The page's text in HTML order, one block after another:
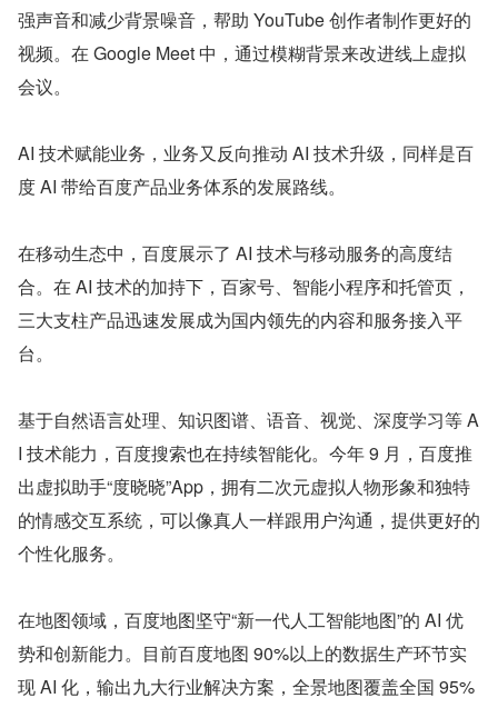
强声音和减少背景噪音，帮助 YouTube 创作者制作更好的
视频。在 Google Meet 中，通过模糊背景来改进线上虚拟
会议。
AI 技术赋能业务，业务又反向推动 AI 技术升级，同样是百
度 AI 带给百度产品业务体系的发展路线。
在移动生态中，百度展示了 AI 技术与移动服务的高度结
合。在 AI 技术的加持下，百家号、智能小程序和托管页，
三大支柱产品迅速发展成为国内领先的内容和服务接入平
台。
基于自然语言处理、知识图谱、语音、视觉、深度学习等 A
I 技术能力，百度搜索也在持续智能化。今年 9 月，百度推
出虚拟助手“度晓晓”App，拥有二次元虚拟人物形象和独特
的情感交互系统，可以像真人一样跟用户沟通，提供更好的
个性化服务。
在地图领域，百度地图坚守“新一代人工智能地图”的 AI 优
势和创新能力。目前百度地图 90%以上的数据生产环节实
现 AI 化，输出九大行业解决方案，全景地图覆盖全国 95%